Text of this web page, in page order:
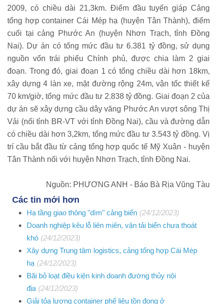
2009, có chiều dài 21,3km. Điểm đầu tuyến giáp Cảng
tổng hợp container Cái Mép hạ (huyện Tân Thành), điểm
cuối tại cảng Phước An (huyện Nhơn Trạch, tỉnh Đồng
Nai). Dự án có tổng mức đầu tư 6.381 tỷ đồng, sử dụng
nguồn vốn trái phiếu Chính phủ, được chia làm 2 giai
đoạn. Trong đó, giai đoạn 1 có tổng chiều dài hơn 18km,
xây dựng 4 làn xe, mặt đường rộng 24m, vận tốc thiết kế
70 km/giờ, tổng mức đầu tư 2.838 tỷ đồng. Giai đoạn 2 của
dự án sẽ xây dựng cầu dây văng Phước An vượt sông Thị
Vải (nối tỉnh BR-VT với tỉnh Đồng Nai), cầu và đường dẫn
có chiều dài hơn 3,2km, tổng mức đầu tư 3.543 tỷ đồng. Vị
trí cầu bắt đầu từ cảng tổng hợp quốc tế Mỹ Xuân - huyện
Tân Thành nối với huyện Nhơn Trạch, tỉnh Đồng Nai.
Nguồn: PHƯƠNG ANH - Báo Bà Rịa Vũng Tàu
Các tin mới hơn
Hạ tầng giao thông "dìm" cảng biển (24/12/2023)
Doanh nghiệp kêu lỗ liên miên, vận tải biển chưa thoát
khó (24/12/2023)
Xây dựng Trung tâm logistics, cảng tổng hợp Cái Mép
hạ (24/12/2023)
Bãi bỏ loạt điều kiện kinh doanh đường thủy nội
địa (24/12/2023)
Giải tỏa lượng container phế liệu tồn đọng ở